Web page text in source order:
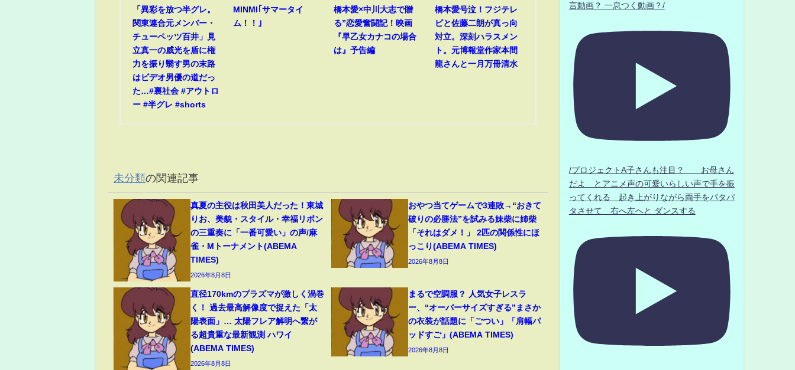
「異彩を放つ半グレ。
関東連合元メンバー・
チューペッツ百井」見
立真一の威光を盾に権
力を振り翳す男の末路
はビデオ男優の道だっ
た…#裏社会 #アウトロ
ー #半グレ #shorts
MINMI｢サマータイ
ム！！｣
橋本愛×中川大志で贈
る”恋愛奮闘記！映画
『早乙女カナコの場合
は』予告編
橋本愛号泣！フジテレ
ビと佐藤二朗が真っ向
対立。深刻ハラスメン
ト。元博報堂作家本間
龍さんと一月万冊清水
未分類の関連記事
真夏の主役は秋田美人だった！東城
りお、美貌・スタイル・幸福リボン
の三重奏に「一番可愛い」の声/麻
雀・Mトーナメント(ABEMA
TIMES)
2026年8月8日
おやつ当てゲームで3連敗→“おきて
破りの必勝法”を試みる妹柴に姉柴
「それはダメ！」 2匹の関係性にほ
っこり(ABEMA TIMES)
2026年8月8日
直径170kmのプラズマが激しく渦巻
く！ 過去最高解像度で捉えた「太
陽表面」… 太陽フレア解明へ繋が
る超貴重な最新観測 ハワイ
(ABEMA TIMES)
2026年8月8日
まるで空調服？ 人気女子レスラ
ー、“オーバーサイズすぎる”まさか
の衣装が話題に「ごつい」「肩幅パ
ッドすご」(ABEMA TIMES)
2026年8月8日
言動画？.一息つく動画？/
/プロジェクトA子さんも注目？ お母さん
だよ とアニメ声の可愛いらしい声で手を振
ってくれる 起き上がりながら両手をパタパ
タさせて 右へ左へと ダンスする